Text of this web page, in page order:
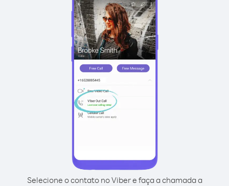
Selecione o contato no Viber e faça a chamada a